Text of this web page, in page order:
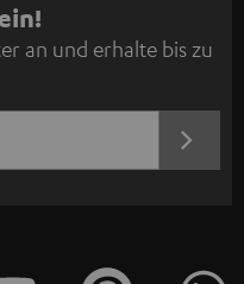
an und erhalte bis zu
JETZT